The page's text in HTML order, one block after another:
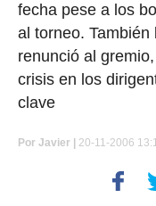
fecha pese a los
al torneo.
renunció al
crisis en los
clave
Por Javier | 20-11-2006